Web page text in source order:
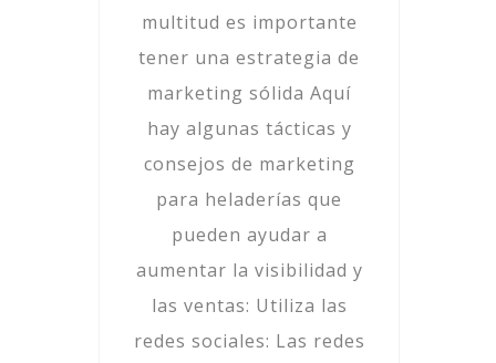
multitud es importante
tener una estrategia de
marketing sólida Aquí
hay algunas tácticas y
consejos de marketing
para heladerías que
pueden ayudar a
aumentar la visibilidad y
las ventas: Utiliza las
redes sociales: Las redes